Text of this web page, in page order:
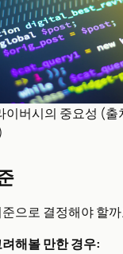
이버시의 중요성 (출
으로 결정해야 할
해볼 만한 경우: